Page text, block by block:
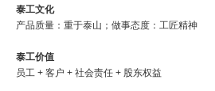
泰工文化
产品质量：重于泰山；做事态度：工匠精神
泰工价值
员工 + 客户 + 社会责任 + 股东权益